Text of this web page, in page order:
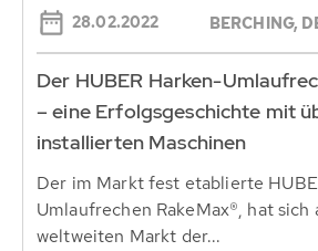
28.02.2022 BERCHING,
Der HUBER Harken-
– eine Erfolgsgeschichte mit
installierten Maschinen
Der im Markt fest etablierte
Umlaufrechen RakeMax®, hat sich
weltweiten Markt der...